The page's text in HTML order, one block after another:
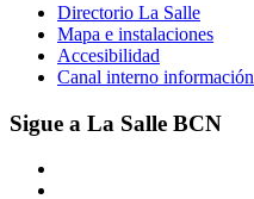
Directorio La Salle
Mapa e instalaciones
Accesibilidad
Canal interno información
Sigue a La Salle BCN